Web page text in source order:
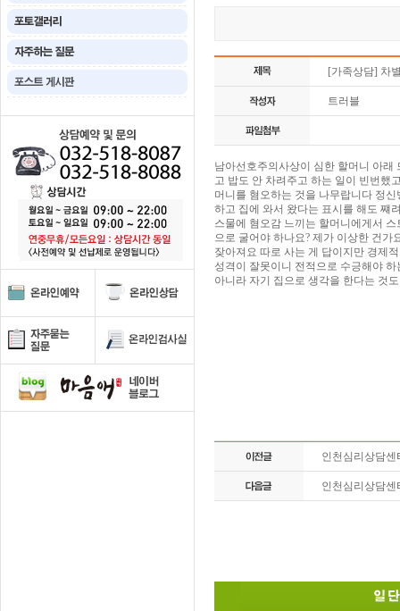
[가족상담] 차
트러블
남아선호주의사상이 심한 할머니 아래
고 밥도 안 차려주고 하는 일이 빈번했
머니를 혐오하는 것을 나무랍니다 정
하고 집에 와서 왔다는 표시를 해도 쨰
스물에 혐오감 느끼는 할머니에게서
으로 굴어야 하나요? 제가 이상한 건
잦아져요 따로 사는 게 답이지만 경제
성격이 잘못이니 전적으로 수긍해야
아니라 자기 집으로 생각을 한다는 것
인천심리상담
인천심리상담